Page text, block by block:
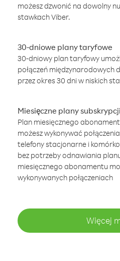
możesz dzwonić na dowolny
stawkach Viber.
30-dniowe plany taryfowe
30-dniowy plan taryfowy
połączeń międzynarodowych
przez okres 30 dni w niskich
Miesięczne plany subskrypcji
Plan miesięcznego
możesz wykonywać
telefony stacjonarne i
bez potrzeby odnawiania
miesięcznego abonamentu
wykonywanych połączeniach
Więcej